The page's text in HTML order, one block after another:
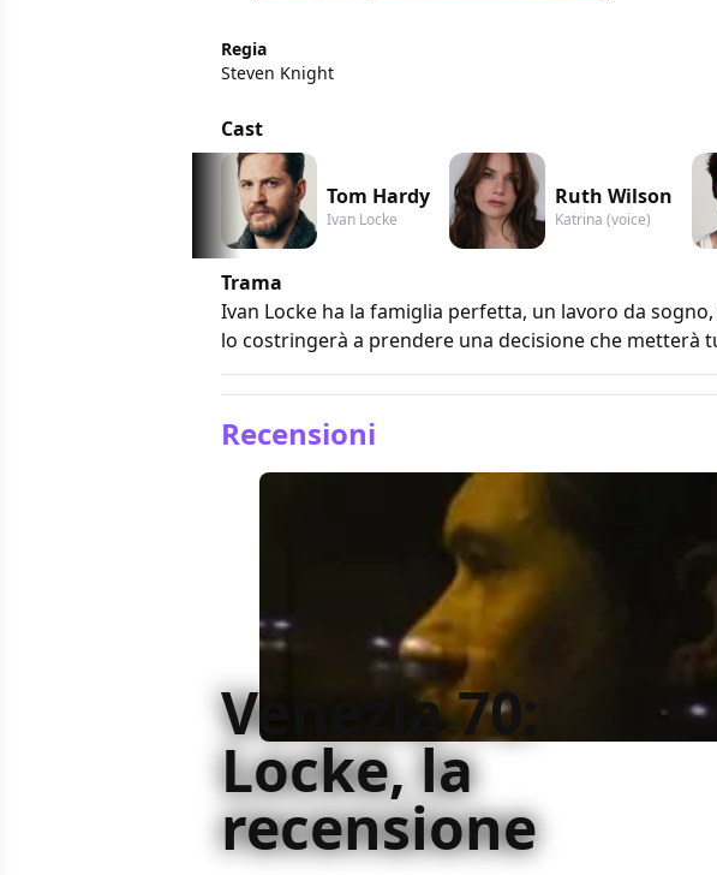
Regia
Steven Knight
Cast
Tom Hardy
Ivan Locke
Ruth Wilson
Katrina (voice)
Trama
Ivan Locke ha la famiglia perfetta, un lavoro da
lo costringerà a prendere una decisione che metterà
Recensioni
Venezia 70:
Locke, la
recensione